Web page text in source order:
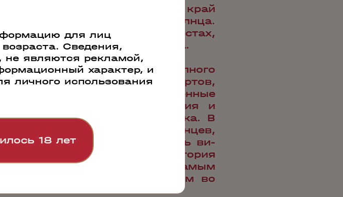
– южный район Молдовы, край
винограда и тёплого солнца.
здешних благословенных местах,
янтарного винограда.
– в политике полного
винограда от­борных сортов,
в высококачествен­ные
коньячные спирты, хранения и
получения готового коньяка. В
110 га виноградных саженцев,
к 2005 году общая площадь ви­
390 га. К 2010 территория
Завод оборудован самым
и изготовленным во
для лиц
Сведения,
являются рекламой,
характер, и
личного использования
18 лет